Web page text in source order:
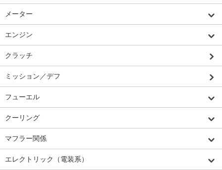
メーター
エンジン
クラッチ
ミッション／デフ
フューエル
クーリング
マフラー関係
エレクトリック（電装系）